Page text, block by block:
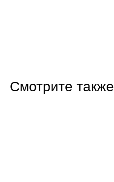
Смотрите также